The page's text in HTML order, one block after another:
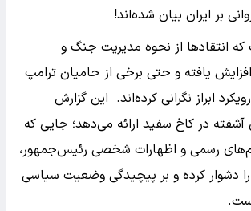
بر ایران بیان شده‌اند!
انتقادها از نحوه مدیریت جنگ و
یافته و حتی برخی از حامیان ترامپ
ابراز نگرانی کرده‌اند. این گزارش
در کاخ سفید ارائه می‌دهد؛ جایی که
رسمی و اظهارات شخصی رئیس‌جمهور،
را دشوار کرده و بر پیچیدگی وضعیت سیاسی